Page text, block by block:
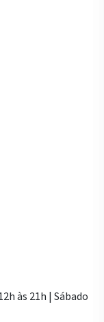
às 21h | Sábado